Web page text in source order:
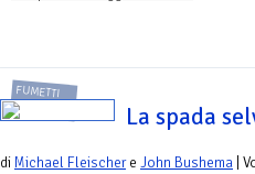
FUMETTI
La spada
di Michael Fleischere John Bushema |